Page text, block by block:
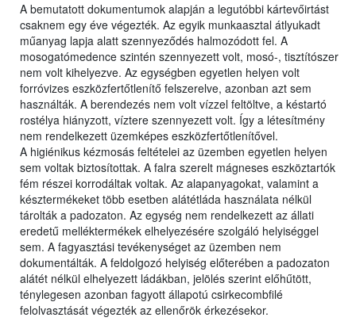
A bemutatott dokumentumok alapján a legutóbbi kártevőirtást
csaknem egy éve végezték. Az egyik munkaasztal átlyukadt
műanyag lapja alatt szennyeződés halmozódott fel. A
mosogatómedence szintén szennyezett volt, mosó-, tisztítószer
nem volt kihelyezve. Az egységben egyetlen helyen volt
forróvizes eszközfertőtlenítő felszerelve, azonban azt sem
használták. A berendezés nem volt vízzel feltöltve, a késtartó
rostélya hiányzott, víztere szennyezett volt. Így a létesítmény
nem rendelkezett üzemképes eszközfertőtlenítővel.
A higiénikus kézmosás feltételei az üzemben egyetlen helyen
sem voltak biztosítottak. A falra szerelt mágneses eszköztartók
fém részei korrodáltak voltak. Az alapanyagokat, valamint a
késztermékeket több esetben alátétláda használata nélkül
tárolták a padozaton. Az egység nem rendelkezett az állati
eredetű melléktermékek elhelyezésére szolgáló helyiséggel
sem. A fagyasztási tevékenységet az üzemben nem
dokumentálták. A feldolgozó helyiség előterében a padozaton
alátét nélkül elhelyezett ládákban, jelölés szerint előhűtött,
ténylegesen azonban fagyott állapotú csirkecombfilé
felolvasztását végezték az ellenőrök érkezésekor.